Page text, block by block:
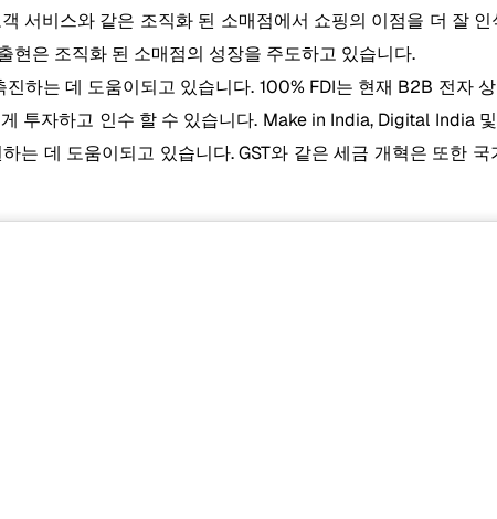
서비스와 같은 조직화 된 소매점에서 쇼핑의 이점을 더 잘
현은 조직화 된 소매점의 성장을 주도하고 있습니다.
하는 데 도움이되고 있습니다. 100% FDI는 현재 B2B 전자
투자하고 인수 할 수 있습니다. Make in India, Digital India
데 도움이되고 있습니다. GST와 같은 세금 개혁은 또한